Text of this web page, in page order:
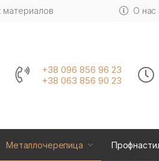
материалов О нас
+38 096 856 96 23
+38 063 856 90 23
Металлочерепица